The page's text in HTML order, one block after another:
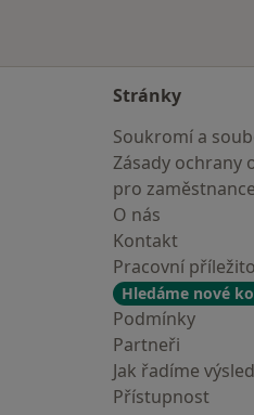
Stránky
Soukromí a
Zásady ochrany
pro
O nás
Kontakt
Pracovní
Hledáme nové
Podmínky
Partneři
Jak řadíme
Přístupnost